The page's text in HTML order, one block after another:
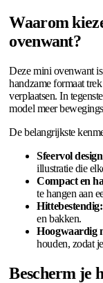
Waarom
ovenwant?
Deze mini ovenwant
handzame formaat
verplaatsen. In
model meer
De belangrijkste
Sfeervol
illustratie die
Compact en
te hangen aan
Hittebestendig:
en bakken.
Hoogwaardig
houden, zodat
Bescherm je